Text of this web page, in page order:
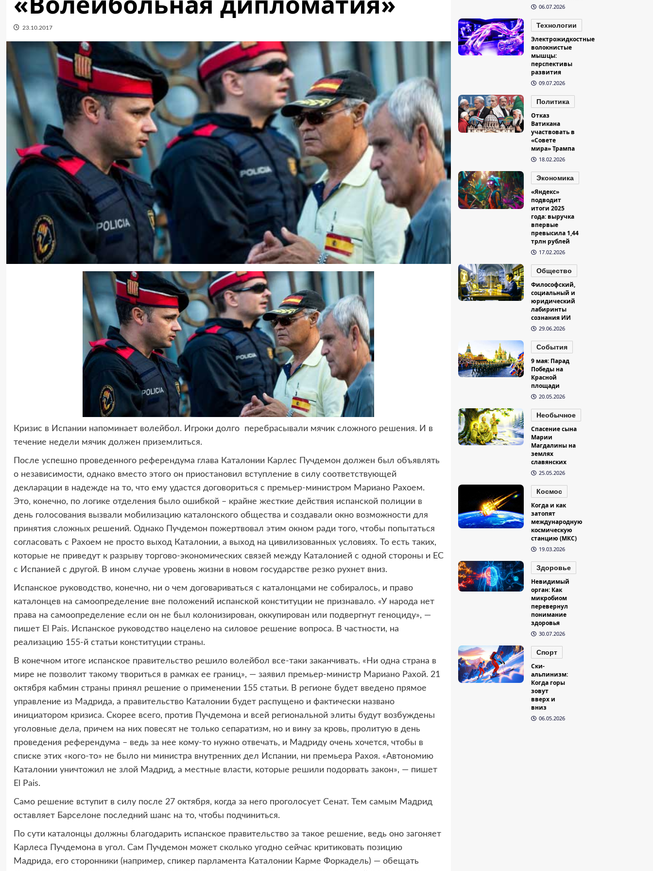
23.10.2017
Кризис в Испании напоминает волейбол. Игроки долго перебрасывали мячик сложного решения. И в
течение недели мячик должен приземлиться.
После успешно проведенного референдума глава Каталонии Карлес Пучдемон должен был объявлять
о независимости, однако вместо этого он приостановил вступление в силу соответствующей
декларации в надежде на то, что ему удастся договориться с премьер-министром Мариано Рахоем.
Это, конечно, по логике отделения было ошибкой – крайне жесткие действия испанской полиции в
день голосования вызвали мобилизацию каталонского общества и создавали окно возможности для
принятия сложных решений. Однако Пучдемон пожертвовал этим окном ради того, чтобы попытаться
согласовать с Рахоем не просто выход Каталонии, а выход на цивилизованных условиях. То есть таких,
которые не приведут к разрыву торгово-экономических связей между Каталонией с одной стороны и ЕС
с Испанией с другой. В ином случае уровень жизни в новом государстве резко рухнет вниз.
Испанское руководство, конечно, ни о чем договариваться с каталонцами не собиралось, и право
каталонцев на самоопределение вне положений испанской конституции не признавало. «У народа нет
права на самоопределение если он не был колонизирован, оккупирован или подвергнут геноциду», —
пишет El Pais. Испанское руководство нацелено на силовое решение вопроса. В частности, на
реализацию 155-й статьи конституции страны.
В конечном итоге испанское правительство решило волейбол все-таки заканчивать. «Ни одна страна в
мире не позволит такому твориться в рамках ее границ», — заявил премьер-министр Мариано Рахой. 21
октября кабмин страны принял решение о применении 155 статьи. В регионе будет введено прямое
управление из Мадрида, а правительство Каталонии будет распущено и фактически названо
инициатором кризиса. Скорее всего, против Пучдемона и всей региональной элиты будут возбуждены
уголовные дела, причем на них повесят не только сепаратизм, но и вину за кровь, пролитую в день
проведения референдума – ведь за нее кому-то нужно отвечать, и Мадриду очень хочется, чтобы в
списке этих «кого-то» не было ни министра внутренних дел Испании, ни премьера Рахоя. «Автономию
Каталонии уничтожил не злой Мадрид, а местные власти, которые решили подорвать закон», — пишет
El Pais.
Само решение вступит в силу после 27 октября, когда за него проголосует Сенат. Тем самым Мадрид
оставляет Барселоне последний шанс на то, чтобы подчиниться.
По сути каталонцы должны благодарить испанское правительство за такое решение, ведь оно загоняет
Карлеса Пучдемона в угол. Сам Пучдемон может сколько угодно сейчас критиковать позицию
Мадрида, его сторонники (например, спикер парламента Каталонии Карме Форкадель) — обещать
06.07.2026
Технологии
Электрожидкостные
волокнистые
мышцы:
перспективы
развития
09.07.2026
Политика
Отказ
Ватикана
участвовать в
«Совете
мира» Трампа
18.02.2026
Экономика
«Яндекс»
подводит
итоги 2025
года: выручка
впервые
превысила 1,44
трлн рублей
17.02.2026
Общество
Философский,
социальный и
юридический
лабиринты
сознания ИИ
29.06.2026
События
9 мая: Парад
Победы на
Красной
площади
20.05.2026
Необычное
Спасение сына
Марии
Магдалины на
землях
славянских
25.05.2026
Космос
Когда и как
затопят
международную
космическую
станцию (МКС)
19.03.2026
Здоровье
Невидимый
орган: Как
микробиом
перевернул
понимание
здоровья
30.07.2026
Спорт
Ски-
альпинизм:
Когда горы
зовут
вверх и
вниз
06.05.2026